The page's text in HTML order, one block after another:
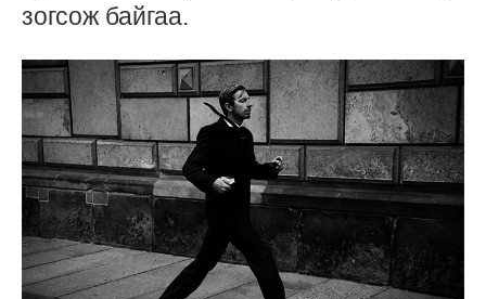
зогсож байгаа.